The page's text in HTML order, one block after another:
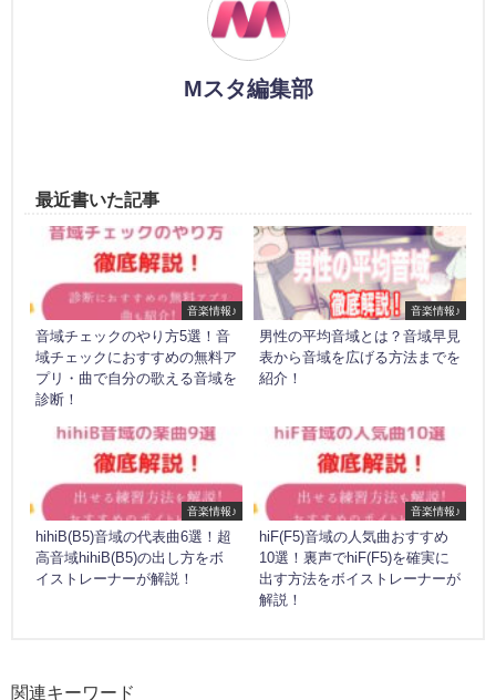
Mスタ編集部
最近書いた記事
音楽情報♪
音域チェックのやり方5選！音
域チェックにおすすめの無料ア
プリ・曲で自分の歌える音域を
診断！
音楽情報♪
男性の平均音域とは？音域早見
表から音域を広げる方法までを
紹介！
音楽情報♪
hihiB(B5)音域の代表曲6選！超
高音域hihiB(B5)の出し方をボ
イストレーナーが解説！
音楽情報♪
hiF(F5)音域の人気曲おすすめ
10選！裏声でhiF(F5)を確実に
出す方法をボイストレーナーが
解説！
関連キーワード